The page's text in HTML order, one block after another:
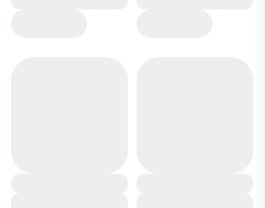
Кеды CV812-1 бежевые Кеды CV811-1 голубые